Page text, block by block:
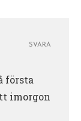
första
imorgon
SVARA